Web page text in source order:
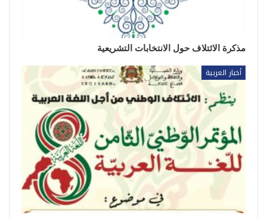
مذكرة الائتلاف حول الانتخابات التشريعية
أخبار العربية